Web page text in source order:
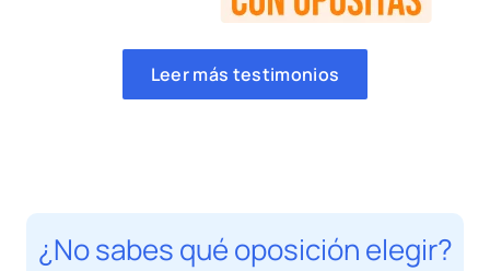
Leer más testimonios
¿No sabes qué oposición elegir?